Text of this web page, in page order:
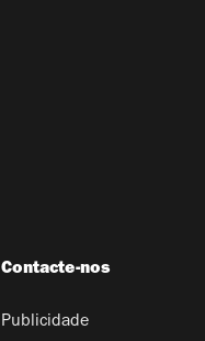
Contacte-nos
Publicidade